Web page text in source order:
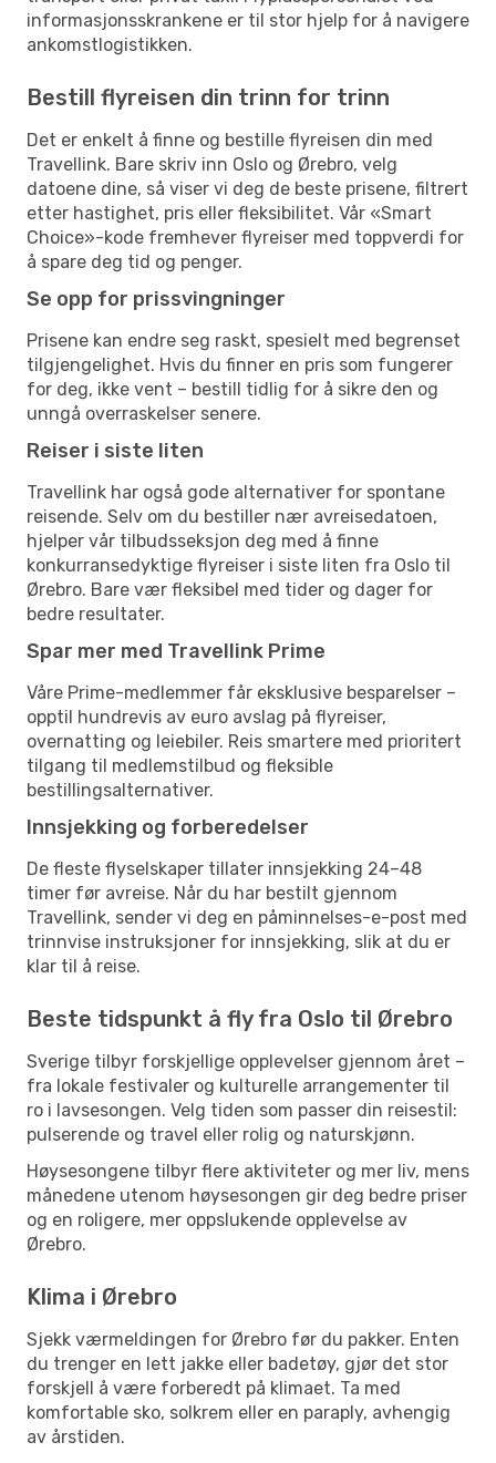
informasjonsskrankene er til stor hjelp for å navigere
ankomstlogistikken.
Bestill flyreisen din trinn for trinn
Det er enkelt å finne og bestille flyreisen din med
Travellink. Bare skriv inn Oslo og Ørebro, velg
datoene dine, så viser vi deg de beste prisene, filtrert
etter hastighet, pris eller fleksibilitet. Vår «Smart
Choice»-kode fremhever flyreiser med toppverdi for
å spare deg tid og penger.
Se opp for prissvingninger
Prisene kan endre seg raskt, spesielt med begrenset
tilgjengelighet. Hvis du finner en pris som fungerer
for deg, ikke vent – bestill tidlig for å sikre den og
unngå overraskelser senere.
Reiser i siste liten
Travellink har også gode alternativer for spontane
reisende. Selv om du bestiller nær avreisedatoen,
hjelper vår tilbudsseksjon deg med å finne
konkurransedyktige flyreiser i siste liten fra Oslo til
Ørebro. Bare vær fleksibel med tider og dager for
bedre resultater.
Spar mer med Travellink Prime
Våre Prime-medlemmer får eksklusive besparelser –
opptil hundrevis av euro avslag på flyreiser,
overnatting og leiebiler. Reis smartere med prioritert
tilgang til medlemstilbud og fleksible
bestillingsalternativer.
Innsjekking og forberedelser
De fleste flyselskaper tillater innsjekking 24–48
timer før avreise. Når du har bestilt gjennom
Travellink, sender vi deg en påminnelses-e-post med
trinnvise instruksjoner for innsjekking, slik at du er
klar til å reise.
Beste tidspunkt å fly fra Oslo til Ørebro
Sverige tilbyr forskjellige opplevelser gjennom året –
fra lokale festivaler og kulturelle arrangementer til
ro i lavsesongen. Velg tiden som passer din reisestil:
pulserende og travel eller rolig og naturskjønn.
Høysesongene tilbyr flere aktiviteter og mer liv, mens
månedene utenom høysesongen gir deg bedre priser
og en roligere, mer oppslukende opplevelse av
Ørebro.
Klima i Ørebro
Sjekk værmeldingen for Ørebro før du pakker. Enten
du trenger en lett jakke eller badetøy, gjør det stor
forskjell å være forberedt på klimaet. Ta med
komfortable sko, solkrem eller en paraply, avhengig
av årstiden.